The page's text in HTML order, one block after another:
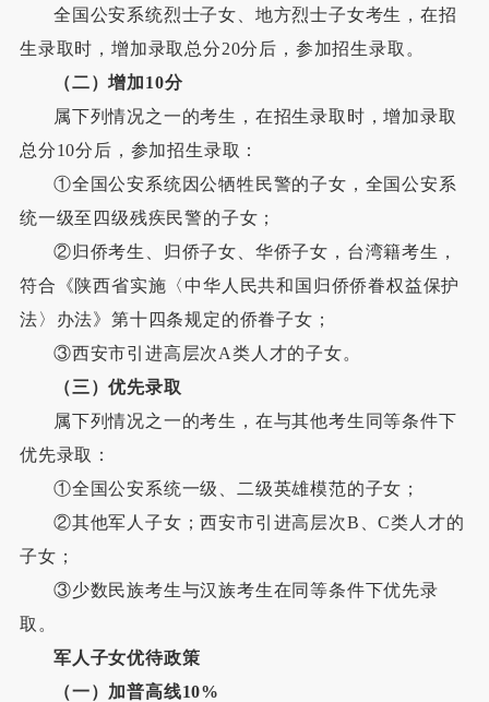
全国公安系统烈士子女、地方烈士子女考生，在招
生录取时，增加录取总分20分后，参加招生录取。
（二）增加10分
属下列情况之一的考生，在招生录取时，增加录取
总分10分后，参加招生录取：
①全国公安系统因公牺牲民警的子女，全国公安系
统一级至四级残疾民警的子女；
②归侨考生、归侨子女、华侨子女，台湾籍考生，
符合《陕西省实施〈中华人民共和国归侨侨眷权益保护
法〉办法》第十四条规定的侨眷子女；
③西安市引进高层次A类人才的子女。
（三）优先录取
属下列情况之一的考生，在与其他考生同等条件下
优先录取：
①全国公安系统一级、二级英雄模范的子女；
②其他军人子女；西安市引进高层次B、C类人才的
子女；
③少数民族考生与汉族考生在同等条件下优先录
取。
军人子女优待政策
（一）加普高线10%